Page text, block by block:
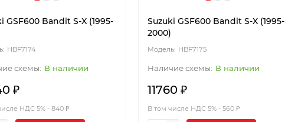
GSF600 Bandit S-X (1995-
HBF7174
В наличии
₽
НДС 5% - 840 ₽
Suzuki GSF600 Bandit S-X (1995-
2000)
HBF7175
В наличии
11760 ₽
В том числе НДС 5% - 560 ₽